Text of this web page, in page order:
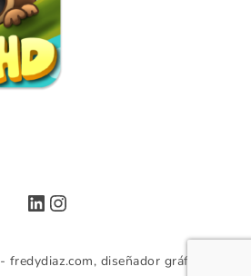
LinkedIn
Instagram
- fredydiaz.com, diseñador gráfico